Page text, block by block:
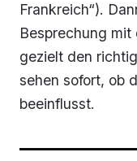
Frankreich“).
Besprechung mit
gezielt den
sehen sofort, ob
beeinflusst.